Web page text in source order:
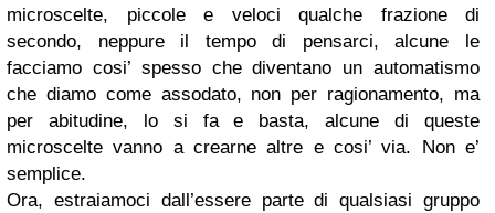
microscelte, piccole e veloci qualche frazione di
secondo, neppure il tempo di pensarci, alcune le
facciamo cosi’ spesso che diventano un automatismo
che diamo come assodato, non per ragionamento, ma
per abitudine, lo si fa e basta, alcune di queste
microscelte vanno a crearne altre e cosi’ via. Non e’
semplice.
Ora, estraiamoci dall’essere parte di qualsiasi gruppo